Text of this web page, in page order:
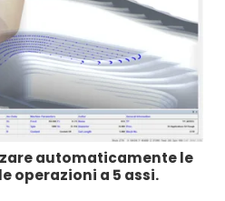
automaticamente le
operazioni a 5 assi.